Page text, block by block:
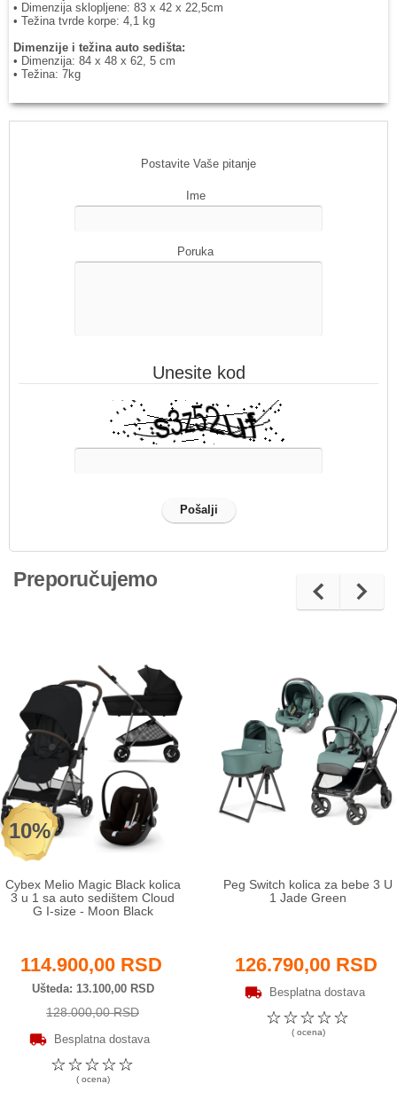
• Dimenzija sklopljene: 83 x 42 x 22,5cm
• Težina tvrde korpe: 4,1 kg
Dimenzije i težina auto sedišta:
• Dimenzija: 84 x 48 x 62, 5 cm
• Težina: 7kg
Postavite Vaše pitanje
Ime
Poruka
Unesite kod
Preporučujemo
10%
Cybex Melio Magic Black kolica
3 u 1 sa auto sedištem Cloud
G I-size - Moon Black
114.900,00 RSD
Ušteda 13.100,00 RSD
128.000,00 RSD
Besplatna dostava
☆
☆
☆
☆
☆
( ocena)
Peg Switch kolica za bebe 3 U
1 Jade Green
126.790,00 RSD
Besplatna dostava
☆
☆
☆
☆
☆
( ocena)